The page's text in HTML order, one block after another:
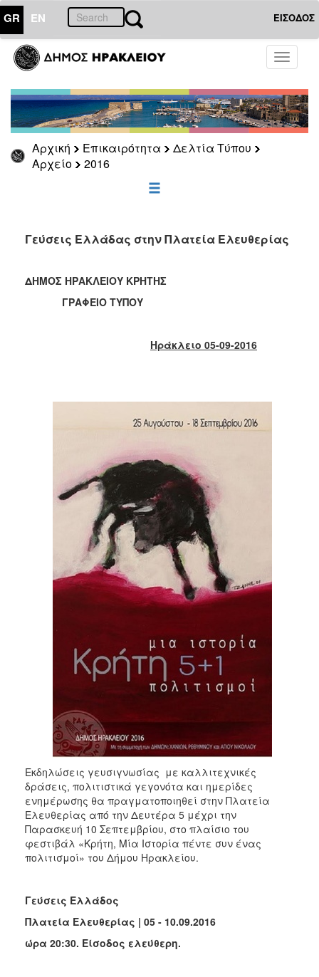
GR EN ΕΙΣΟΔΟΣ
Toggle
Αρχική Επικαιρότητα
Δελτία Τύπου
Αρχείο
2016
ΕΠΙΚΑΙΡΟΤΗΤΑ
Τύπου
Αρχείο
2026
2025
2021
2019
2018
2006
ΕΠΙΣΚΕΠΤΗΣ
Γεύσεις Ελλάδας στην Πλατεία Ελευθερίας
ΔΗΜΟΣ ΗΡΑΚΛΕΙΟΥ ΚΡΗΤΗΣ
ΓΡΑΦΕΙΟ ΤΥΠΟΥ
Ηράκλειο 05-09-2016
Εκδηλώσεις γευσιγνωσίας με καλλιτεχνικές
δράσεις, πολιτιστικά γεγονότα και ημερίδες
ενημέρωσης θα πραγματοποιηθεί στην Πλατεία
Ελευθερίας από την Δευτέρα 5 μέχρι την
Παρασκευή 10 Σεπτεμβρίου, στο πλαίσιο του
φεστιβάλ «Κρήτη, Μία Ιστορία πέντε συν ένας
πολιτισμοί» του Δήμου Ηρακλείου.
Γεύσεις Ελλάδος
Πλατεία Ελευθερίας | 05 - 10.09.2016
ώρα 20:30. Είσοδος ελεύθερη.